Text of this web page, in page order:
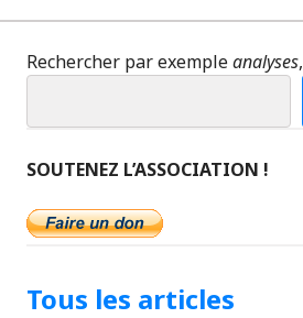
Rechercher par exempleanalyses,
SOUTENEZ L’ASSOCIATION !
Tous les articles